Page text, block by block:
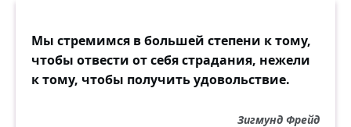
Мы стремимся в большей степени к тому,
чтобы отвести от себя страдания, нежели
к тому, чтобы получить удовольствие.
Зигмунд Фрейд